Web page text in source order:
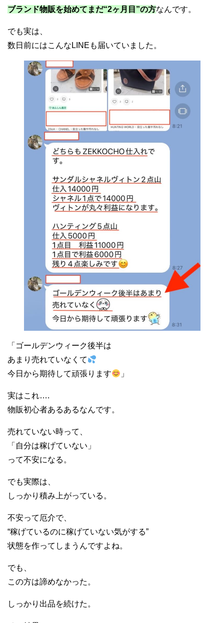
ブランド物販を始めてまだ“2ヶ月目”の方なんです。
でも実は、
数日前にはこんなLINEも届いていました。
「ゴールデンウィーク後半は
あまり売れていなくて
今日から期待して頑張ります
」
実はこれ….
物販初心者あるあるなんです。
売れていない時って、
「自分は稼げていない」
って不安になる。
でも実際は、
しっかり積み上がっている。
不安って厄介で、
“稼げているのに稼げていない気がする”
状態を作ってしまうんですよね。
でも、
この方は諦めなかった。
しっかり出品を続けた。